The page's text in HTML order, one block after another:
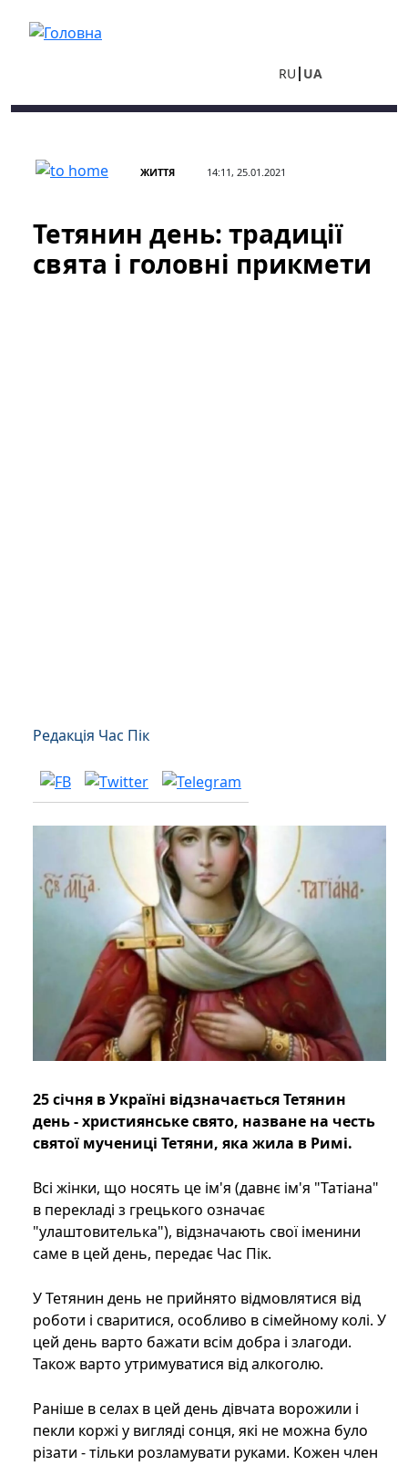
RU UA
ЖИТТЯ 14:11, 25.01.2021
Тетянин день: традиції
свята і головні прикмети
Редакція Час Пік
25 січня в Україні відзначається Тетянин
день - християнське свято, назване на честь
святої мучениці Тетяни, яка жила в Римі.
Всі жінки, що носять це ім'я (давнє ім'я "Татіана"
в перекладі з грецького означає
"улаштовителька"), відзначають свої іменини
саме в цей день, передає Час Пік.
У Тетянин день не прийнято відмовлятися від
роботи і сваритися, особливо в сімейному колі. У
цей день варто бажати всім добра і злагоди.
Також варто утримуватися від алкоголю.
Раніше в селах в цей день дівчата ворожили і
пекли коржі у вигляді сонця, які не можна було
різати - тільки розламувати руками. Кожен член